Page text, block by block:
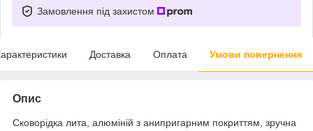
Замовлення під захистом
Доставка Оплата Умови повернення
Опис
Сковорідка лита, алюміній з анипригарним покриттям, зручна